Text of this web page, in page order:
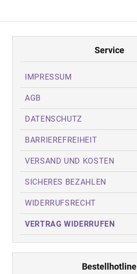
Service
IMPRESSUM
AGB
DATENSCHUTZ
BARRIEREFREIHEIT
VERSAND UND KOSTEN
SICHERES BEZAHLEN
WIDERRUFSRECHT
VERTRAG WIDERRUFEN
Bestellhotline